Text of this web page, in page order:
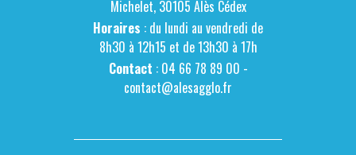
Michelet, 30105 Alès Cédex
Horaires : du lundi au vendredi de
8h30 à 12h15 et de 13h30 à 17h
Contact : 04 66 78 89 00 -
contact@alesagglo.fr